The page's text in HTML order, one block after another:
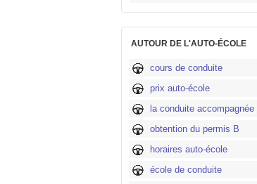
AUTOUR DE L'AUTO-ÉCOLE
cours de conduite
prix auto-école
la conduite accompagnée
obtention du permis B
horaires auto-école
école de conduite